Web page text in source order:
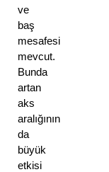
ve
baş
mesafesi
mevcut.
Bunda
artan
aks
aralığının
da
büyük
etkisi